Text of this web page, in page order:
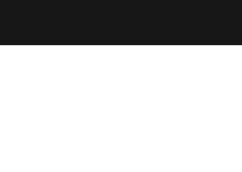
Klantenservice